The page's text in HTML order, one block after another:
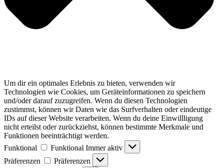
Um dir ein optimales Erlebnis zu bieten, verwenden wir
Technologien wie Cookies, um Geräteinformationen zu speichern
und/oder darauf zuzugreifen. Wenn du diesen Technologien
zustimmst, können wir Daten wie das Surfverhalten oder eindeutige
IDs auf dieser Website verarbeiten. Wenn du deine Einwillligung
nicht erteilst oder zurückziehst, können bestimmte Merkmale und
Funktionen beeinträchtigt werden.
Funktional
Funktional Immer aktiv
Präferenzen
Präferenzen